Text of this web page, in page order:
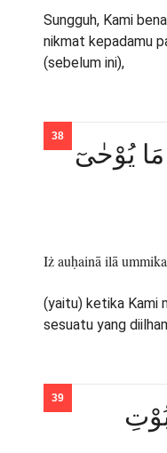
Sungguh, Kami
nikmat kepadamu
(sebelum ini),
مَا يُوْحٰىٓ
Iż auḥainā ilā
(yaitu) ketika Kami
sesuatu yang